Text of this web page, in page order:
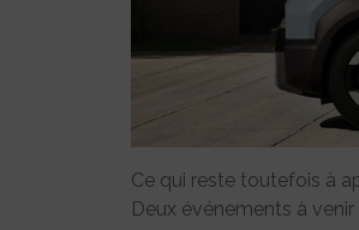
Ce qui reste toutefois à
Deux événements à